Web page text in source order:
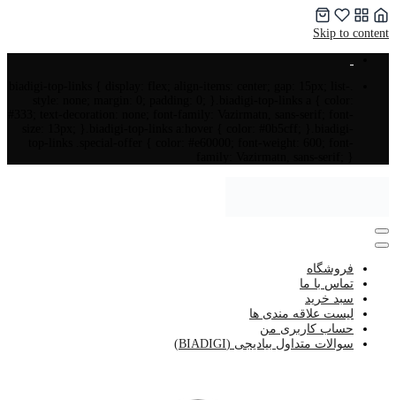
Skip to content
فروشگاه
تماس با ما
سبد خرید
لیست علاقه مندی ها
حساب کاربری من
سوالات متداول بیادیجی (BIADIGI)